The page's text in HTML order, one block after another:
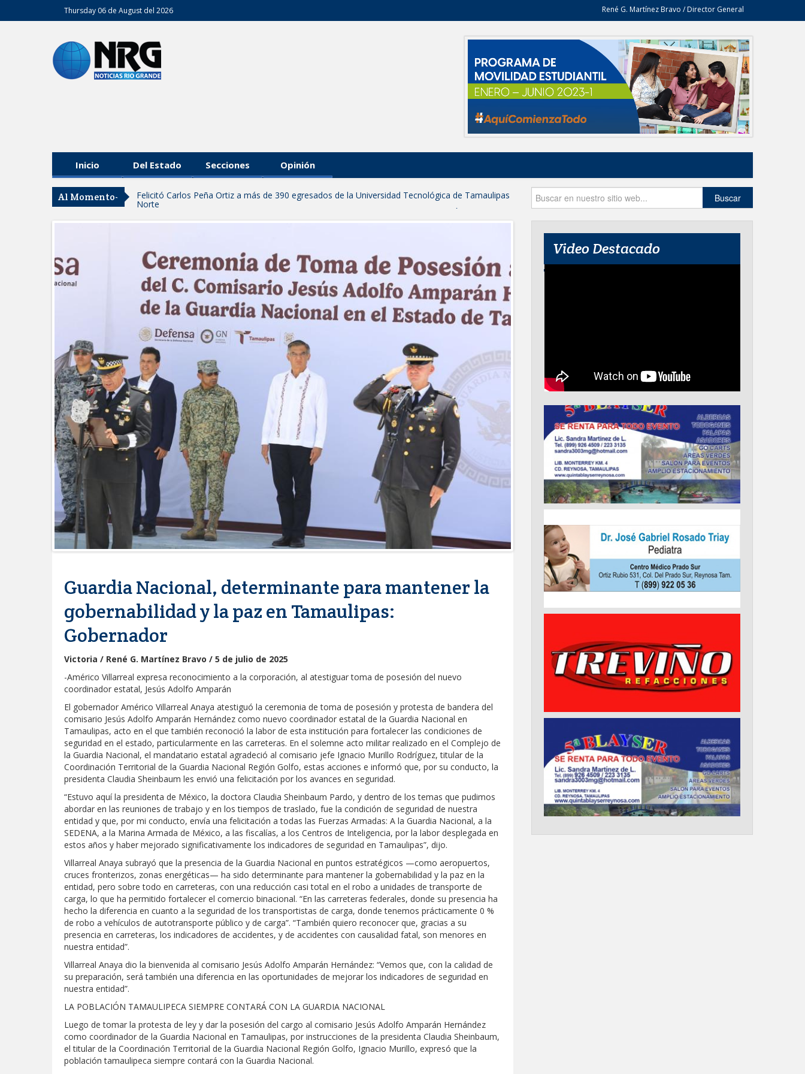
Thursday 06 de August del 2026 René G. Martínez Bravo / Director General
Inicio Del Estado Secciones Opinión
Al Momento- Felicitó Carlos Peña Ortiz a más de 390 egresados de la Universidad Tecnológica de Tamaulipas
Norte
GARANTIZAR UN MEJOR SERVICIO DE AGUA POTABLE
CARMEN LILIA CANTUROSAS CONSOLIDA A NUEVO LAREDO COMO REFERENTE DE ENERGÍA
LIMPIA EN TAMAULIPAS
Destacó Alcalde Carlos Peña Ortiz respuesta inmediata de servicios municipales ante tormenta
La UAT, Gobierno del Estado y ganaderos consolidan proyecto “Carne Tam
GOBIERNO MUNICIPAL INVITA A CAMPAÑA DE TAMIZAJE AUDITIVO GRATUITO PARA RECIÉN
NACIDOS EN CLÍNICA UNE NUEVA ERA
Entregó Carlos Peña Ortiz apoyos de "Mamá Luchona", acompañado por la Senadora Maki
Esther Ortiz Domínguez
Instala Sector Salud Comité Estatal de Calidad en Salud para garantizar un trato digno y
humanitario a los pacientes
GOBIERNO MUNICIPAL LLEVARÁ “PRESIDENCIA CERQUITA DE TI” A LAS COLONIAS JARDÍN Y
SAN RAFAEL
Atiende Gobierno de Reynosa reportes ciudadanos
ATIENDE COMAPA MÁS DE 1800 REPORTES RECIBIDOS A TRAVÉS DEL 073 DURANTE JULIO
Llevó Carlos Peña Ortiz programa Subsidio del Agua a Valle Soleado
Prepara DIF Tamaulipas actividades para conmemorar el mes de las personas adultas mayores
ESCUELA DE MÚSICA DEL SISTEMA DIF ABRE INSCRIPCIONES PARA EL CICLO AGOSTO-
DICIEMBRE
Disney reconoce a nivel mundial talento de estudiante de la UAT
Visitó Alcalde a vecinos de Balcones de Alcalá con programa Subsidio del Agua
Tamaulipas sigue impulsando una agenda de infraestructura con sentido humanista
DIRECCIÓN DE DESARROLLO RURAL APOYA A GANADEROS DE NUEVO LAREDO ANTE LA
REAPERTURA DE LA EXPORTACIÓN DE GANADO
Impulsa STPS ferias del empleo para jóvenes en tres regiones de Tamaulipas
Buscar
Guardia Nacional, determinante para mantener la
gobernabilidad y la paz en Tamaulipas:
Gobernador
Victoria / René G. Martínez Bravo / 5 de julio de 2025
-Américo Villarreal expresa reconocimiento a la corporación, al atestiguar toma de posesión del nuevo
coordinador estatal, Jesús Adolfo Amparán
El gobernador Américo Villarreal Anaya atestiguó la ceremonia de toma de posesión y protesta de bandera del
comisario Jesús Adolfo Amparán Hernández como nuevo coordinador estatal de la Guardia Nacional en
Tamaulipas, acto en el que también reconoció la labor de esta institución para fortalecer las condiciones de
seguridad en el estado, particularmente en las carreteras. En el solemne acto militar realizado en el Complejo de
la Guardia Nacional, el mandatario estatal agradeció al comisario jefe Ignacio Murillo Rodríguez, titular de la
Coordinación Territorial de la Guardia Nacional Región Golfo, estas acciones e informó que, por su conducto, la
presidenta Claudia Sheinbaum les envió una felicitación por los avances en seguridad.
“Estuvo aquí la presidenta de México, la doctora Claudia Sheinbaum Pardo, y dentro de los temas que pudimos
abordar en las reuniones de trabajo y en los tiempos de traslado, fue la condición de seguridad de nuestra
entidad y que, por mi conducto, envía una felicitación a todas las Fuerzas Armadas: A la Guardia Nacional, a la
SEDENA, a la Marina Armada de México, a las fiscalías, a los Centros de Inteligencia, por la labor desplegada en
estos años y haber mejorado significativamente los indicadores de seguridad en Tamaulipas”, dijo.
Villarreal Anaya subrayó que la presencia de la Guardia Nacional en puntos estratégicos —como aeropuertos,
cruces fronterizos, zonas energéticas— ha sido determinante para mantener la gobernabilidad y la paz en la
entidad, pero sobre todo en carreteras, con una reducción casi total en el robo a unidades de transporte de
carga, lo que ha permitido fortalecer el comercio binacional. “En las carreteras federales, donde su presencia ha
hecho la diferencia en cuanto a la seguridad de los transportistas de carga, donde tenemos prácticamente 0 %
de robo a vehículos de autotransporte público y de carga”. “También quiero reconocer que, gracias a su
presencia en carreteras, los indicadores de accidentes, y de accidentes con causalidad fatal, son menores en
nuestra entidad”.
Villarreal Anaya dio la bienvenida al comisario Jesús Adolfo Amparán Hernández: “Vemos que, con la calidad de
su preparación, será también una diferencia en las oportunidades de mejorar los indicadores de seguridad en
nuestra entidad”.
LA POBLACIÓN TAMAULIPECA SIEMPRE CONTARÁ CON LA GUARDIA NACIONAL
Luego de tomar la protesta de ley y dar la posesión del cargo al comisario Jesús Adolfo Amparán Hernández
como coordinador de la Guardia Nacional en Tamaulipas, por instrucciones de la presidenta Claudia Sheinbaum,
el titular de la Coordinación Territorial de la Guardia Nacional Región Golfo, Ignacio Murillo, expresó que la
población tamaulipeca siempre contará con la Guardia Nacional.
Video Destacado